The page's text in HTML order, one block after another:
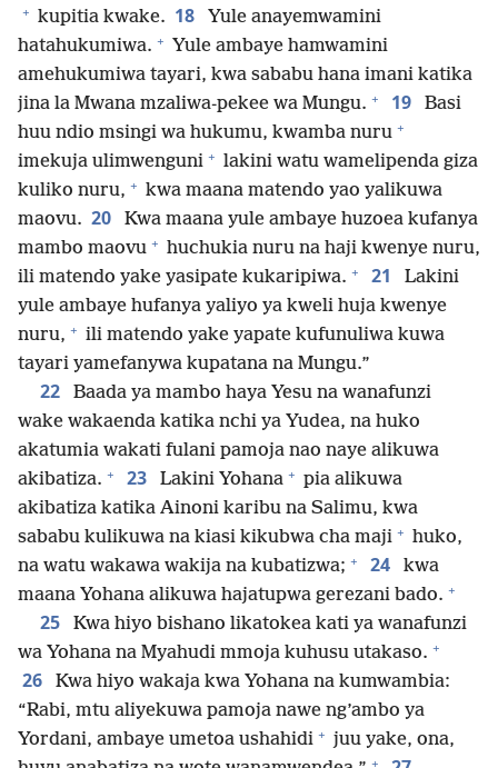
+ kupitia kwake. 18
Yule anayemwamini
hatahukumiwa. + Yule ambaye hamwamini
amehukumiwa tayari, kwa sababu hana imani katika
jina la Mwana mzaliwa-pekee wa Mungu. + 19
Basi
huu ndio msingi wa hukumu, kwamba nuru +
imekuja ulimwenguni + lakini watu wamelipenda giza
kuliko nuru, + kwa maana matendo yao yalikuwa
maovu. 20
Kwa maana yule ambaye huzoea kufanya
mambo maovu + huchukia nuru na haji kwenye nuru,
ili matendo yake yasipate kukaripiwa. + 21
Lakini
yule ambaye hufanya yaliyo ya kweli huja kwenye
nuru, + ili matendo yake yapate kufunuliwa kuwa
tayari yamefanywa kupatana na Mungu.”
22
Baada ya mambo haya Yesu na wanafunzi
wake wakaenda katika nchi ya Yudea, na huko
akatumia wakati fulani pamoja nao naye alikuwa
akibatiza. + 23 Lakini Yohana + pia alikuwa
akibatiza katika Ainoni karibu na Salimu, kwa
sababu kulikuwa na kiasi kikubwa cha maji + huko,
na watu wakawa wakija na kubatizwa; + 24
kwa
maana Yohana alikuwa hajatupwa gerezani bado. +
25
Kwa hiyo bishano likatokea kati ya wanafunzi
wa Yohana na Myahudi mmoja kuhusu utakaso. +
26
Kwa hiyo wakaja kwa Yohana na kumwambia:
“Rabi, mtu aliyekuwa pamoja nawe ng’ambo ya
Yordani, ambaye umetoa ushahidi + juu yake, ona,
+